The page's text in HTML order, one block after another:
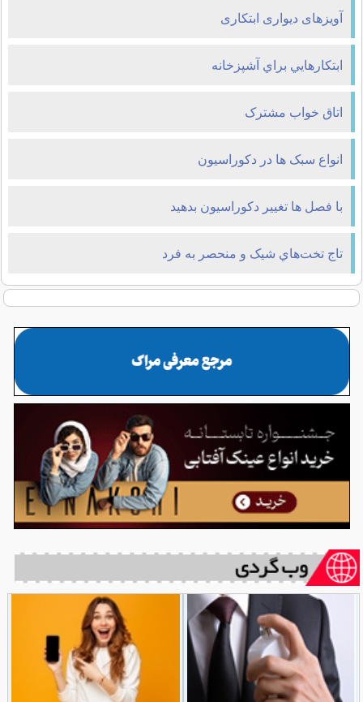
آویزهای دیواری ابتکاری
ابتکارهايي براي آشپزخانه
اتاق خواب مشترک
انواع سبک ها در دکوراسيون
با فصل ها تغییر دکوراسیون بدهید
تاج تخت‌هاي شيک و منحصر به فرد